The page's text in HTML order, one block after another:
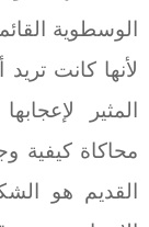
الوسطوية
لأنها كانت
المثير
محاكاة كيفية
القديم هو